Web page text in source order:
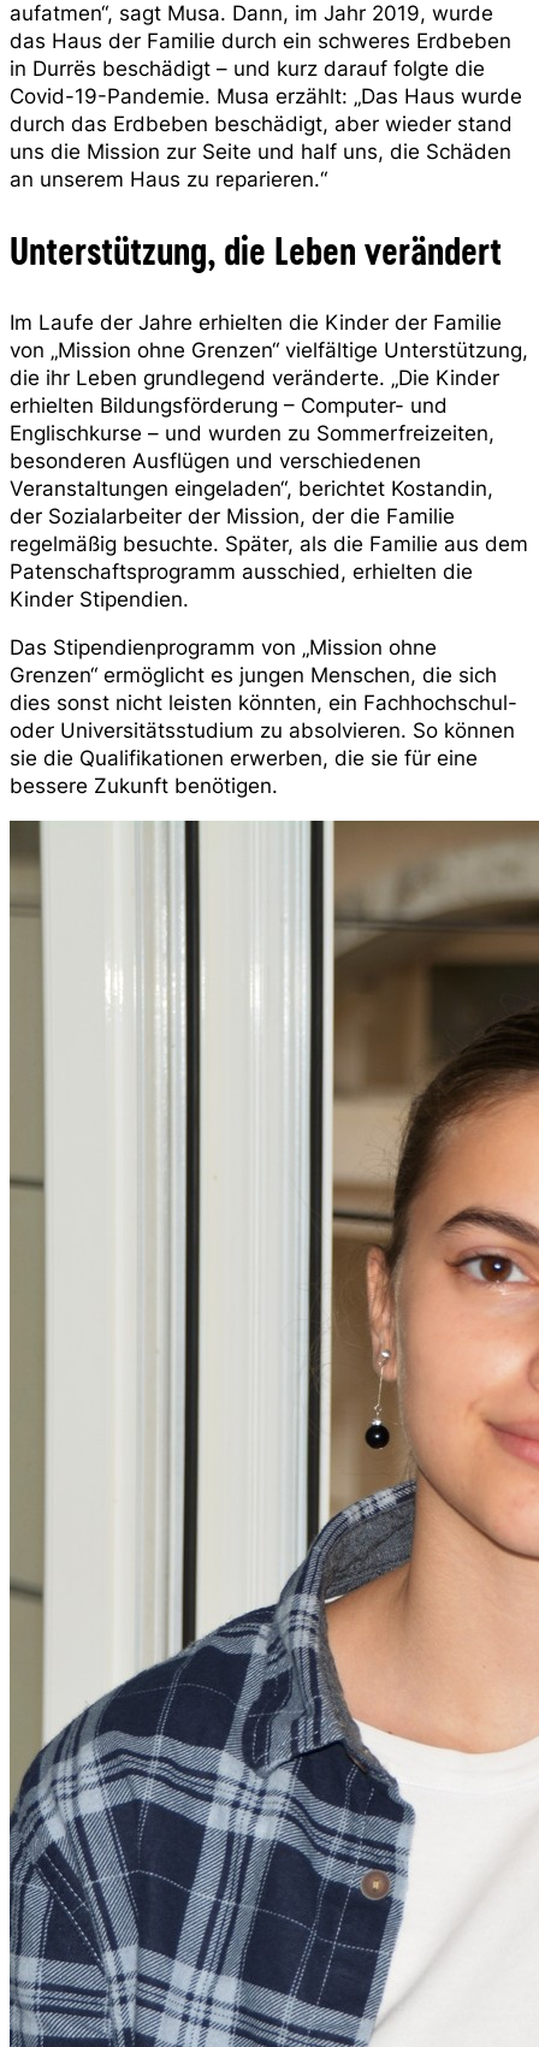
aufatmen“, sagt Musa. Dann, im Jahr 2019, wurde
das Haus der Familie durch ein schweres Erdbeben
in Durrës beschädigt – und kurz darauf folgte die
Covid-19-Pandemie. Musa erzählt: „Das Haus wurde
durch das Erdbeben beschädigt, aber wieder stand
uns die Mission zur Seite und half uns, die Schäden
an unserem Haus zu reparieren.“
Unterstützung, die Leben verändert
Im Laufe der Jahre erhielten die Kinder der Familie
von „Mission ohne Grenzen“ vielfältige Unterstützung,
die ihr Leben grundlegend veränderte. „Die Kinder
erhielten Bildungsförderung – Computer- und
Englischkurse – und wurden zu Sommerfreizeiten,
besonderen Ausflügen und verschiedenen
Veranstaltungen eingeladen“, berichtet Kostandin,
der Sozialarbeiter der Mission, der die Familie
regelmäßig besuchte. Später, als die Familie aus dem
Patenschaftsprogramm ausschied, erhielten die
Kinder Stipendien.
Das Stipendienprogramm von „Mission ohne
Grenzen“ ermöglicht es jungen Menschen, die sich
dies sonst nicht leisten könnten, ein Fachhochschul-
oder Universitätsstudium zu absolvieren. So können
sie die Qualifikationen erwerben, die sie für eine
bessere Zukunft benötigen.